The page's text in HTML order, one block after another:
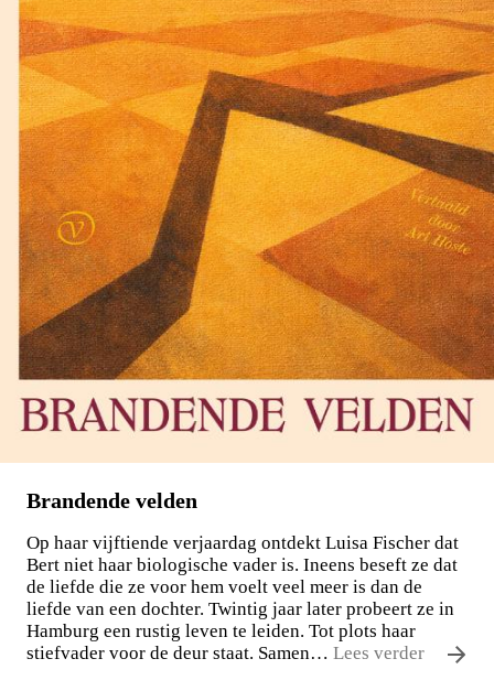
BESTEL
Brandende velden
Op haar vijftiende verjaardag ontdekt Luisa Fischer dat
Bert niet haar biologische vader is. Ineens beseft ze dat
de liefde die ze voor hem voelt veel meer is dan de
liefde van een dochter. Twintig jaar later probeert ze in
Hamburg een rustig leven te leiden. Tot plots haar
stiefvader voor de deur staat. Samen… Lees verder